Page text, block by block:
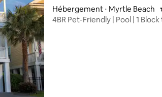
: 4,98 sur 5
Hébergement ⋅ Myrtle Beach
4BR Pet-Friendly | Pool | 1 Block